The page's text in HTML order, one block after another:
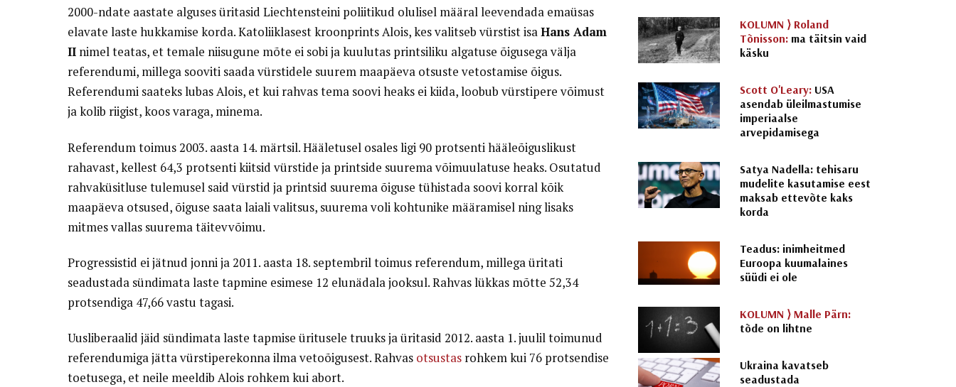
2000-ndate aastate alguses üritasid Liechtensteini poliitikud olulisel määral leevendada emaüsas
elavate laste hukkamise korda. Katoliiklasest kroonprints Alois, kes valitseb vürstist isaHans Adam
IInimel teatas, et temale niisugune mõte ei sobi ja kuulutas printsiliku algatuse õigusega välja
referendumi, millega sooviti saada vürstidele suurem maapäeva otsuste vetostamise õigus.
Referendumi saateks lubas Alois, et kui rahvas tema soovi heaks ei kiida, loobub vürstipere võimust
ja kolib riigist, koos varaga, minema.
Referendum toimus 2003. aasta 14. märtsil. Hääletusel osales ligi 90 protsenti hääleõiguslikust
rahavast, kellest 64,3 protsenti kiitsid vürstide ja printside suurema võimuulatuse heaks. Osutatud
rahvaküsitluse tulemusel said vürstid ja printsid suurema õiguse tühistada soovi korral kõik
maapäeva otsused, õiguse saata laiali valitsus, suurema voli kohtunike määramisel ning lisaks
mitmes vallas suurema täitevvõimu.
Progressistid ei jätnud jonni ja 2011. aasta 18. septembril toimus referendum, millega üritati
seadustada sündimata laste tapmine esimese 12 elunädala jooksul. Rahvas lükkas mõtte 52,34
protsendiga 47,66 vastu tagasi.
Uusliberaalid jäid sündimata laste tapmise üritusele truuks ja üritasid 2012. aasta 1. juulil toimunud
referendumiga jätta vürstiperekonna ilma vetoõigusest. Rahvas otsustasrohkem kui 76 protsendise
toetusega, et neile meeldib Alois rohkem kui abort.
KOLUMN ⟩ Roland
Tõnisson: ma täitsin vaid
käsku
Scott O'Leary: USA
asendab üleilmastumise
imperiaalse
arvepidamisega
Satya Nadella: tehisaru
mudelite kasutamise eest
maksab ettevõte kaks
korda
Teadus: inimheitmed
Euroopa kuumalaines
süüdi ei ole
KOLUMN ⟩ Malle Pärn:
tõde on lihtne
Ukraina kavatseb
seadustada